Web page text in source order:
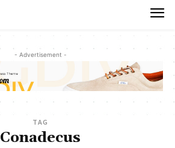
- Advertisement -
TAG
Conadecus